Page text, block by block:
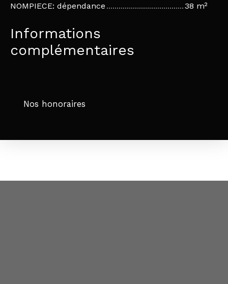
NOMPIECE: dépendance
38 m²
Informations
complémentaires
Nos honoraires